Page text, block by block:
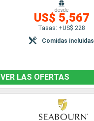
desde
US$ 5,567
Tasas: +US$ 228
Comidas incluidas
VER LAS OFERTAS